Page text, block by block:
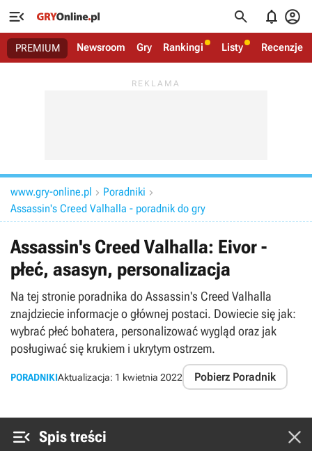
   
PREMIUM Newsroom Gry Rankingi Listy Recenzje
www.gry-online.pl  Poradniki 
Assassin's Creed Valhalla - poradnik do gry
Assassin's Creed Valhalla: Eivor -
płeć, asasyn, personalizacja
Na tej stronie poradnika do Assassin's Creed Valhalla
znajdziecie informacje o głównej postaci. Dowiecie się jak:
wybrać płeć bohatera, personalizować wygląd oraz jak
posługiwać się krukiem i ukrytym ostrzem.
PORADNIKIAktualizacja: 1 kwietnia 2022 Pobierz Poradnik
 Spis treści 